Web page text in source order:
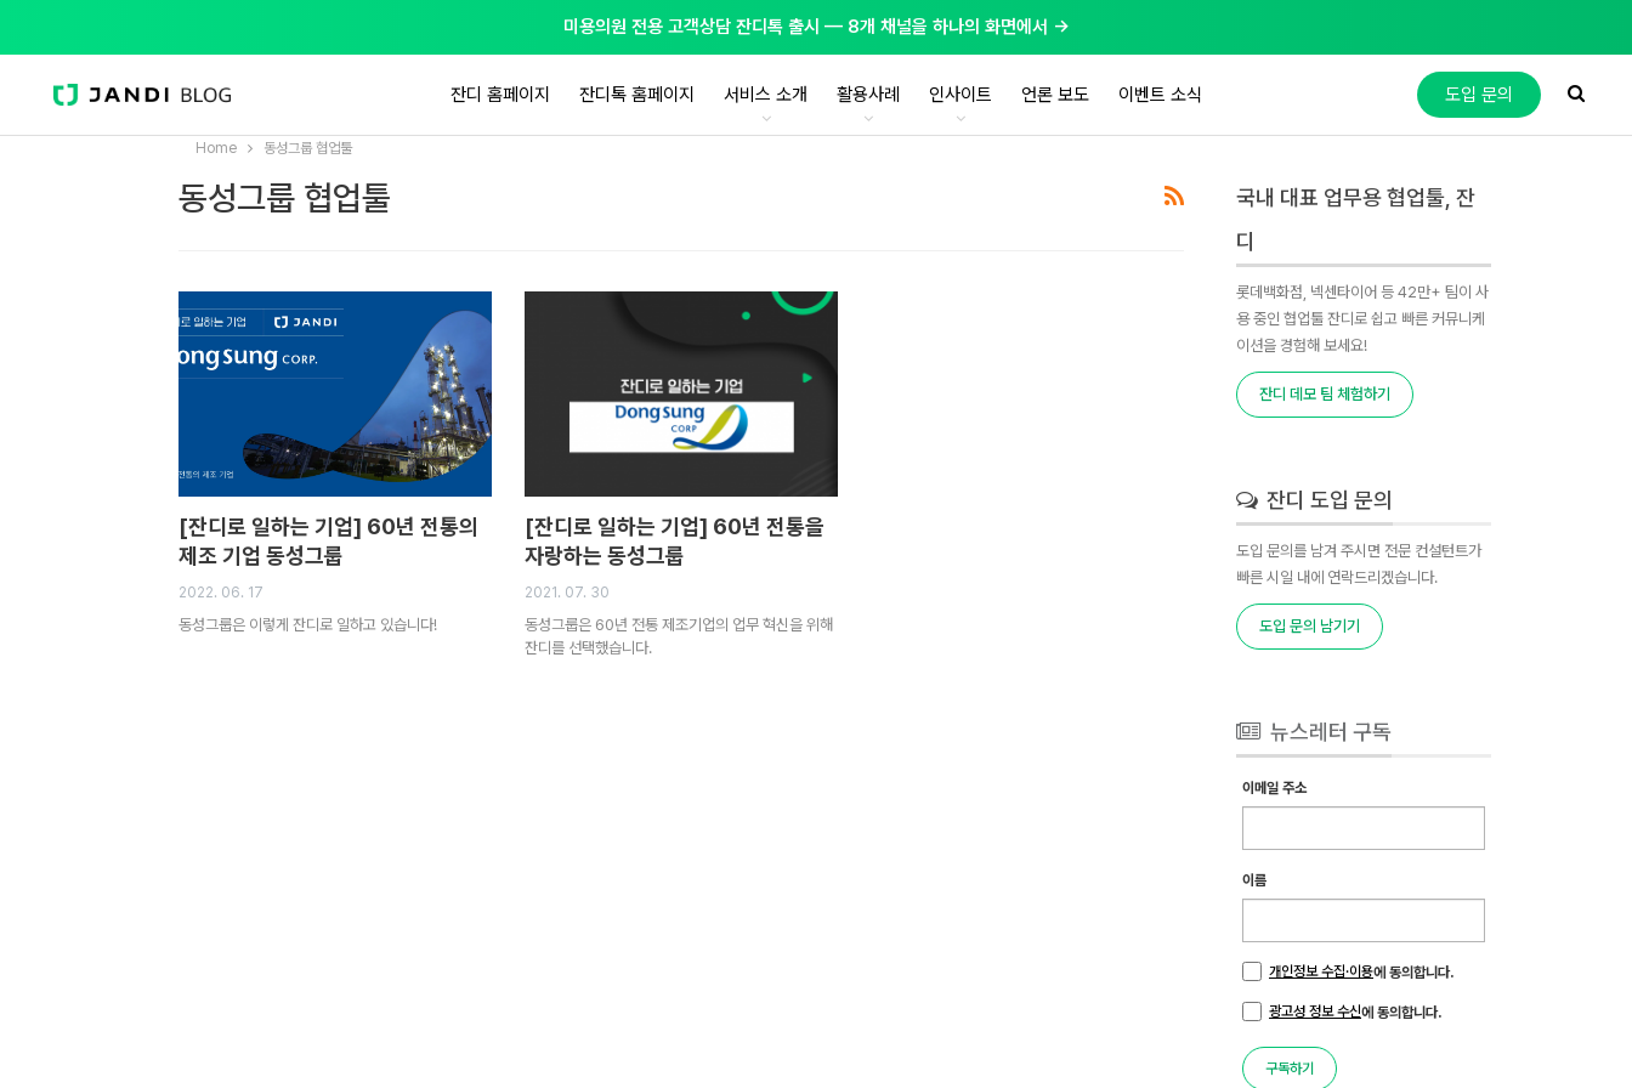
미용의원 전용 고객상담 잔디톡 출시 — 8개 채널을 하나의 화면에서 →
도입 문의
잔디 홈페이지 잔디톡 홈페이지 서비스 소개 활용사례 인사이트 언론 보도 이벤트 소식
Home 동성그룹 협업툴
동성그룹 협업툴
[잔디로 일하는 기업] 60년 전통의
제조 기업 동성그룹
2022. 06. 17
동성그룹은 이렇게 잔디로 일하고 있습니다!
[잔디로 일하는 기업] 60년 전통을
자랑하는 동성그룹
2021. 07. 30
동성그룹은 60년 전통 제조기업의 업무 혁신을 위해
잔디를 선택했습니다.
국내 대표 업무용 협업툴, 잔
디
롯데백화점, 넥센타이어 등 42만+ 팀이 사
용 중인 협업툴 잔디로 쉽고 빠른 커뮤니케
이션을 경험해 보세요!
잔디 데모 팀 체험하기
잔디 도입 문의
도입 문의를 남겨 주시면 전문 컨설턴트가
빠른 시일 내에 연락드리겠습니다.
도입 문의 남기기
뉴스레터 구독
이메일 주소
이름
개인정보 수집·이용에 동의합니다.
광고성 정보 수신에 동의합니다.
구독하기